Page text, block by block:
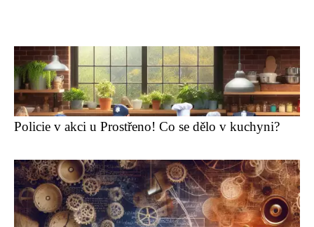
Policie v akci u Prostřeno! Co se dělo v kuchyni?